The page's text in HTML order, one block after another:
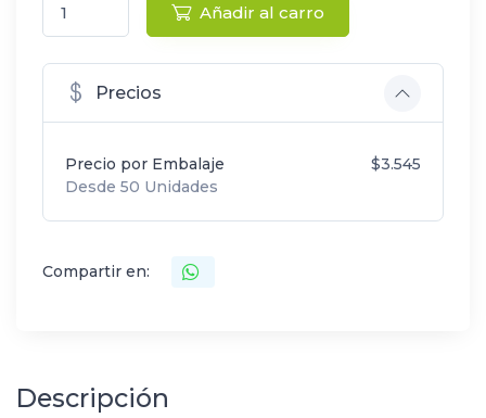
Añadir al carro
Precios
Precio por Embalaje
Desde 50 Unidades
$3.545
Compartir en:
Descripción